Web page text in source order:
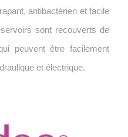
antibactérien et facile
sont recouverts de
peuvent être facilement
et électrique.